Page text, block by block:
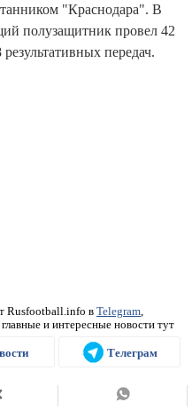
"Краснодара". В
полузащитник провел 42
передач.
Rusfootball.info в Telegram
главные и интересные новости тут
Телеграм